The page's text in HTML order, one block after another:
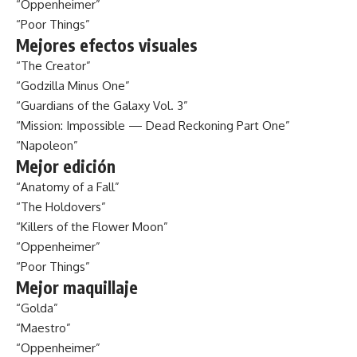
“Oppenheimer”
“Poor Things”
Mejores efectos visuales
“The Creator”
“Godzilla Minus One”
“Guardians of the Galaxy Vol. 3”
“Mission: Impossible — Dead Reckoning Part One”
“Napoleon”
Mejor edición
“Anatomy of a Fall”
“The Holdovers”
“Killers of the Flower Moon”
“Oppenheimer”
“Poor Things”
Mejor maquillaje
“Golda”
“Maestro”
“Oppenheimer”